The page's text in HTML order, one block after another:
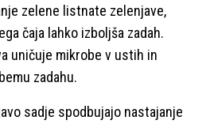
zelene listnate zelenjave,
čaja lahko izboljša zadah.
uničuje mikrobe v ustih in
zadahu.
sadje spodbujajo nastajanje